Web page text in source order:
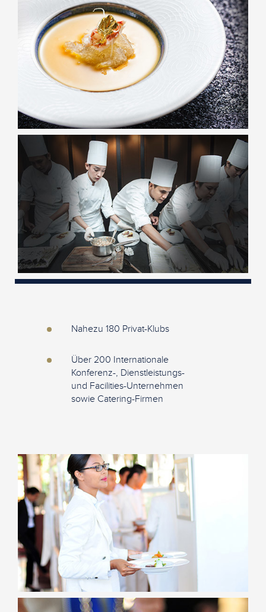
Nahezu 180 Privat-Klubs
Über 200 Internationale
Konferenz-, Dienstleistungs-
und Facilities-Unternehmen
sowie Catering-Firmen